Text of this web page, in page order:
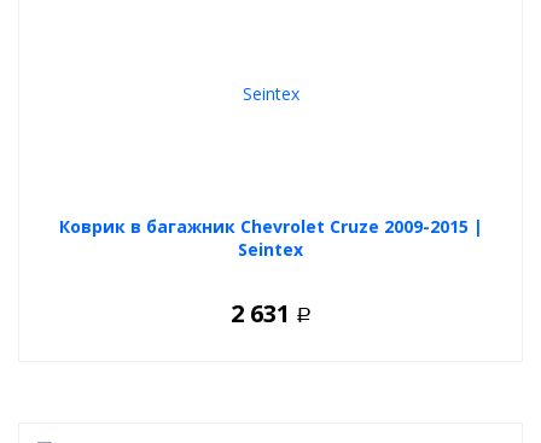
Коврик в багажник Chevrolet Cruze 2009-2015 |
Seintex
2 631 Р